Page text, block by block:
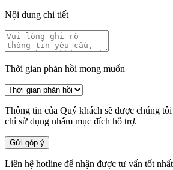
Nội dung chi tiết
Thời gian phản hồi mong muốn
Thông tin của Quý khách sẽ được chúng
chỉ sử dụng nhằm mục đích hỗ trợ.
Gửi góp ý
Liên hệ hotline để nhận được tư vấn tốt nhất